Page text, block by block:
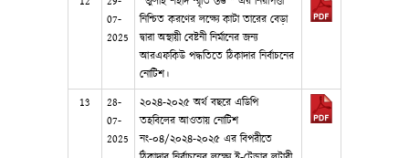
07-
2025
নিশ্চিত করণের লক্ষ্যে কাটা তারের বেড়া
দ্বারা অস্থায়ী বেষ্টনী নির্মানের জন্য
আরএফকিউ পদ্ধতিতে ঠিকাদার নির্বাচনের
নোটিশ।
13
28-
07-
2025
২০২৪-২০২৫ অর্থ বছরে এডিপি
তহবিলের আওতায় নোটিশ
নং-০৪/২০২৪-২০২৫ এর বিপরীতে